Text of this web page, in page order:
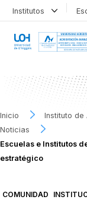
Institutos
Inicio
Instituto de
Noticias
Escuelas e Institutos
estratégico
COMUNIDAD